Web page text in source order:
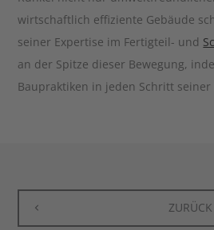
wirtschaftlich effiziente Gebäude
seiner Expertise im Fertigteil- und
an der Spitze dieser Bewegung,
Baupraktiken in jeden Schritt
ZURÜCK